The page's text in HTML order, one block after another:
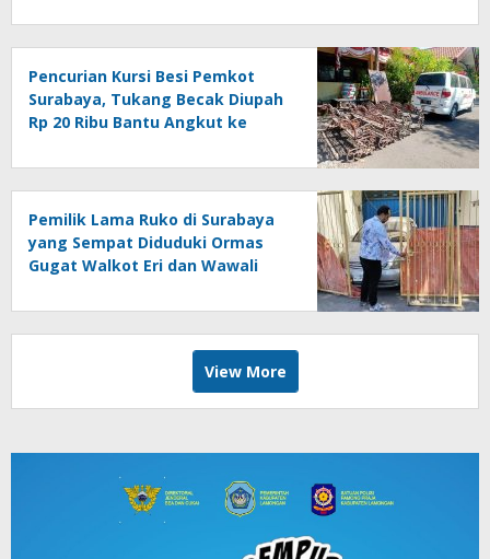
Pencurian Kursi Besi Pemkot
Surabaya, Tukang Becak Diupah
Rp 20 Ribu Bantu Angkut ke
Pemilik Lama Ruko di Surabaya
yang Sempat Diduduki Ormas
Gugat Walkot Eri dan Wawali
View More